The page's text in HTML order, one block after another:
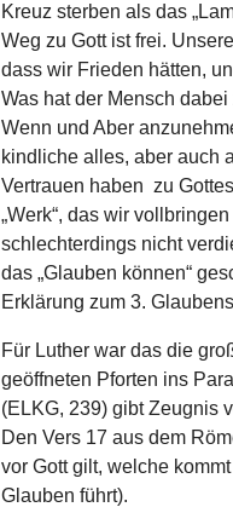
Kreuz sterben als das
Weg zu Gott ist frei.
dass wir Frieden hätten,
Was hat der Mensch
Wenn und Aber
kindliche alles, aber auch
Vertrauen haben zu
„Werk“, das wir
schlechterdings nicht
das „Glauben können“
Erklärung zum 3.
Für Luther war das die
geöffneten Pforten ins
(ELKG, 239) gibt Zeugnis
Den Vers 17 aus dem
vor Gott gilt, welche
Glauben führt).